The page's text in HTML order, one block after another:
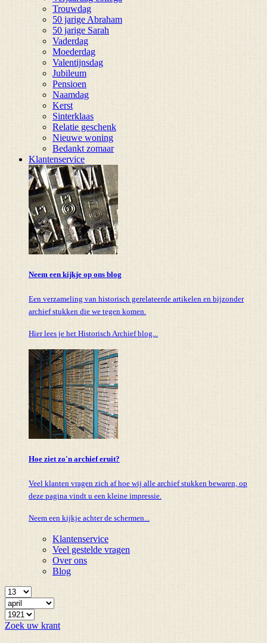
Trouwdag
50 jarige Abraham
50 jarige Sarah
Vaderdag
Moederdag
Valentijnsdag
Jubileum
Pensioen
Naamdag
Kerst
Sinterklaas
Relatie geschenk
Nieuwe woning
Bedankt zomaar
Klantenservice
Neem een kijkje op ons blog
Een verzameling van historisch gerelateerde artikelen en bijzonder
archief stukken die we tegen komen.
Hier lees je het Historisch Archief blog...
Hoe ziet zo'n archief eruit?
Veel klanten vragen zich af hoe wij alle archief stukken bewaren, op
deze pagina vindt u een kleine impressie.
Neem een kijkje achter de schermen...
Klantenservice
Veel gestelde vragen
Over ons
Blog
Zoek uw krant